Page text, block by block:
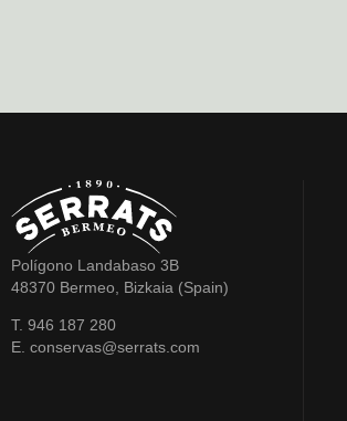
Polígono Landabaso 3B
48370 Bermeo, Bizkaia (Spain)
T. 946 187 280
E. conservas@serrats.com